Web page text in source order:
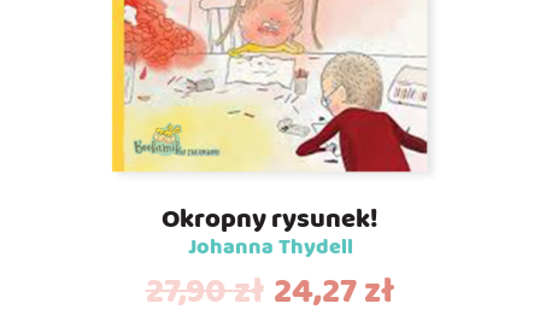
Okropny rysunek!
Johanna Thydell
27,90zł 24,27zł